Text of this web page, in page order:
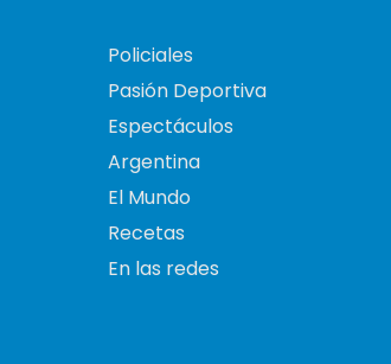
Policiales
Pasión Deportiva
Espectáculos
Argentina
El Mundo
Recetas
En las redes